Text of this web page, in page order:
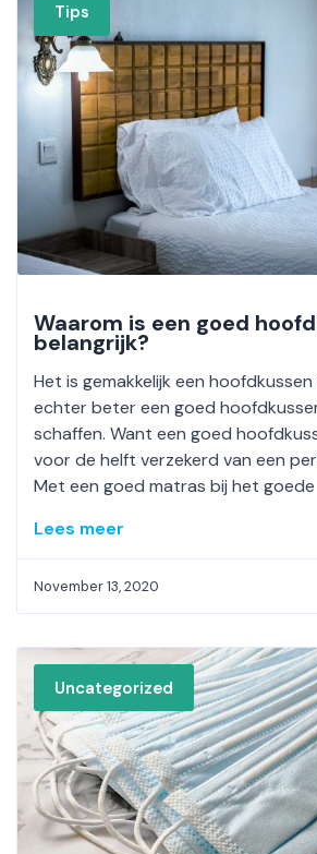
Tips
Waarom is een goed
belangrijk?
Het is gemakkelijk een
echter beter een goed
schaffen. Want een goed
voor de helft verzekerd van een
Met een goed matras bij het goede
Lees meer
November 13, 2020
Uncategorized